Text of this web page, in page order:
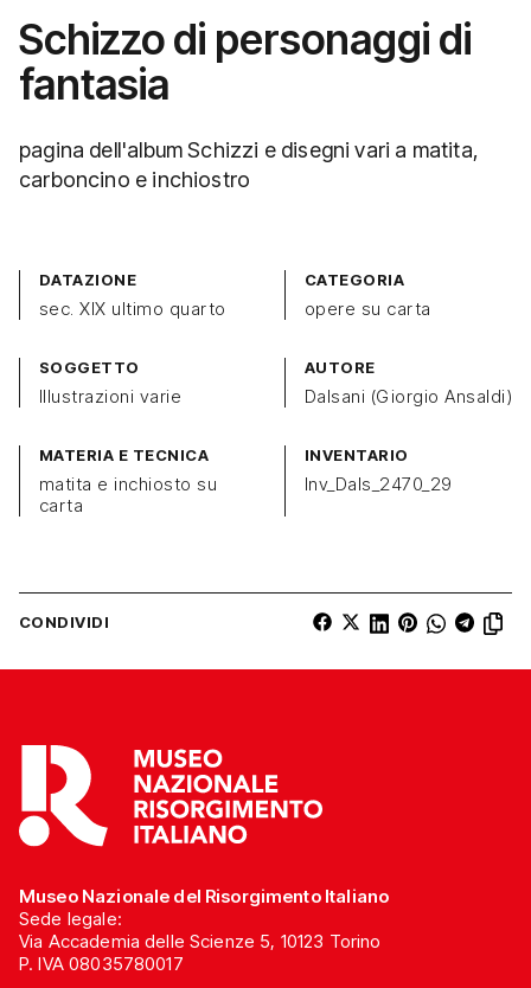
Schizzo di personaggi di
fantasia
pagina dell'album Schizzi e disegni vari a matita,
carboncino e inchiostro
DATAZIONE
sec. XIX ultimo quarto
CATEGORIA
opere su carta
SOGGETTO
Illustrazioni varie
AUTORE
Dalsani (Giorgio Ansaldi)
MATERIA E TECNICA
matita e inchiosto su
carta
INVENTARIO
Inv_Dals_2470_29
CONDIVIDI
Museo Nazionale del Risorgimento Italiano
Sede legale:
Via Accademia delle Scienze 5, 10123 Torino
P. IVA 08035780017